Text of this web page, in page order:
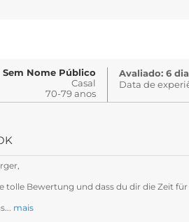
Sem Nome Público
Casal
70-79 anos
Avaliado: 6
Data de
tolle Bewertung und dass du dir die Zeit
mais